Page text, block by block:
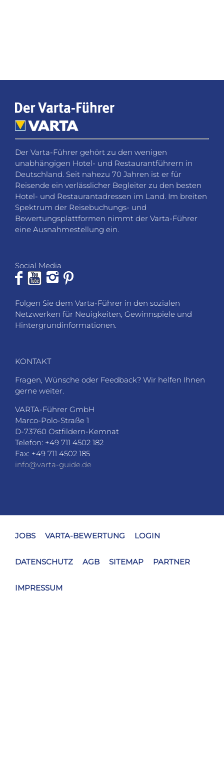
Der Varta-Führer gehört zu den wenigen
unabhängigen Hotel- und Restaurantführern in
Deutschland. Seit nahezu 70 Jahren ist er für
Reisende ein verlässlicher Begleiter zu den besten
Hotel- und Restaurantadressen im Land. Im breiten
Spektrum der Reisebuchungs- und
Bewertungsplattformen nimmt der Varta-Führer
eine Ausnahmestellung ein.
Social Media
Folgen Sie dem Varta-Führer in den sozialen
Netzwerken für Neuigkeiten, Gewinnspiele und
Hintergrundinformationen.
KONTAKT
Fragen, Wünsche oder Feedback? Wir helfen Ihnen
gerne weiter.
VARTA-Führer GmbH
Marco-Polo-Straße 1
D-73760 Ostfildern-Kemnat
Telefon: +49 711 4502 182
Fax: +49 711 4502 185
info@varta-guide.de
JOBS VARTA-BEWERTUNG LOGIN
DATENSCHUTZ AGB SITEMAP PARTNER
IMPRESSUM